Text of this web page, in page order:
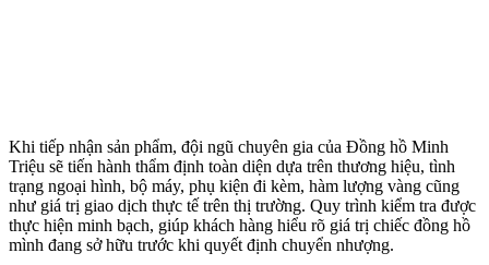
Khi tiếp nhận sản phẩm, đội ngũ chuyên gia của Đồng hồ Minh
Triệu sẽ tiến hành thẩm định toàn diện dựa trên thương hiệu, tình
trạng ngoại hình, bộ máy, phụ kiện đi kèm, hàm lượng vàng cũng
như giá trị giao dịch thực tế trên thị trường. Quy trình kiểm tra được
thực hiện minh bạch, giúp khách hàng hiểu rõ giá trị chiếc đồng hồ
mình đang sở hữu trước khi quyết định chuyển nhượng.